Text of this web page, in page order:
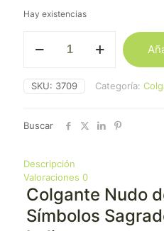
Hay existencias
de
Bruja
Sagrados
Ágata
India
cantidad
SKU: 3709 Categoría:
Buscar
Descripción
Valoraciones 0
Colgante Nudo
Símbolos